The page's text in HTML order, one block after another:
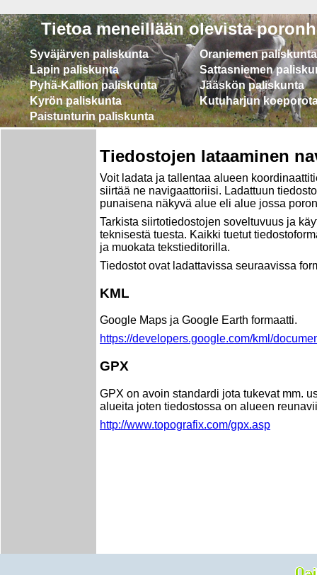
Tietoa meneillään olevista
Syväjärven paliskunta
Lapin paliskunta
Pyhä-Kallion paliskunta
Kyrön paliskunta
Paistunturin paliskunta
Oraniemen paliskunta
Sattasniemen
Jääskön paliskunta
Kutuharjun
Tiedostojen lataaminen
Voit ladata ja tallentaa alueen
siirtää ne navigaattoriisi. Ladattuun
punaisena näkyvä alue eli alue jossa
Tarkista siirtotiedostojen soveltuvuus ja
teknisestä tuesta. Kaikki tuetut
ja muokata tekstieditorilla.
Tiedostot ovat ladattavissa seuraavissa
KML
Google Maps ja Google Earth formaatti.
https://developers.google.com/kml/
GPX
GPX on avoin standardi jota tukevat mm.
alueita joten tiedostossa on alueen
http://www.topografix.com/gpx.asp